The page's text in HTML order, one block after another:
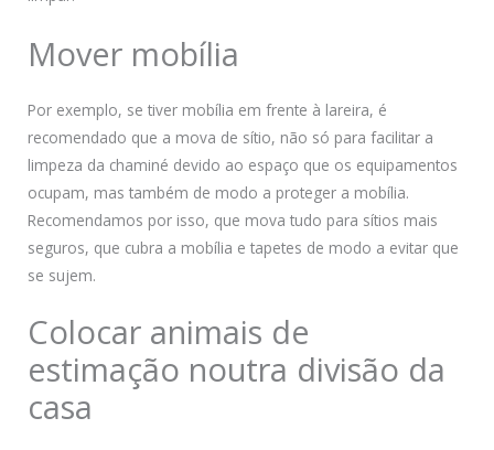
Mover mobília
Por exemplo, se tiver mobília em frente à lareira, é
recomendado que a mova de sítio, não só para facilitar a
limpeza da chaminé devido ao espaço que os equipamentos
ocupam, mas também de modo a proteger a mobília.
Recomendamos por isso, que mova tudo para sítios mais
seguros, que cubra a mobília e tapetes de modo a evitar que
se sujem.
Colocar animais de
estimação noutra divisão da
casa